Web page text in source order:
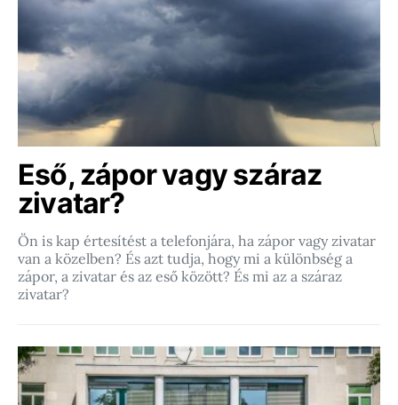
Eső, zápor vagy száraz
zivatar?
Ön is kap értesítést a telefonjára, ha zápor vagy zivatar
van a közelben? És azt tudja, hogy mi a különbség a
zápor, a zivatar és az eső között? És mi az a száraz
zivatar?